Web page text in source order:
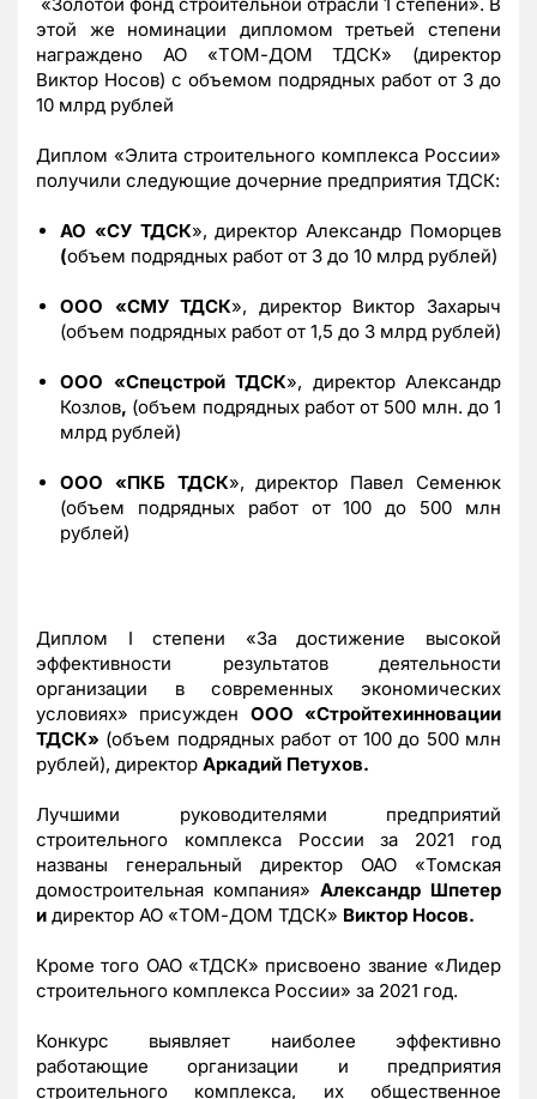
этой же номинации дипломом третьей степени
награждено АО «ТОМ-ДОМ ТДСК» (директор
Виктор Носов) с объемом подрядных работ от 3 до
10 млрд рублей
Диплом «Элита строительного комплекса России»
получили следующие дочерние предприятия ТДСК:
АО «СУ ТДСК», директор Александр Поморцев
(объем подрядных работ от 3 до 10 млрд рублей)
ООО «СМУ ТДСК», директор Виктор Захарыч
(объем подрядных работ от 1,5 до 3 млрд рублей)
ООО «Спецстрой ТДСК», директор Александр
Козлов, (объем подрядных работ от 500 млн. до 1
млрд рублей)
ООО «ПКБ ТДСК», директор Павел Семенюк
(объем подрядных работ от 100 до 500 млн
рублей)
Диплом I степени «За достижение высокой
эффективности результатов деятельности
организации в современных экономических
условиях» присужден ООО «Стройтехинновации
ТДСК» (объем подрядных работ от 100 до 500 млн
рублей), директор Аркадий Петухов.
Лучшими руководителями предприятий
строительного комплекса России за 2021 год
названы генеральный директор ОАО «Томская
домостроительная компания» Александр Шпетер
и директор АО «ТОМ-ДОМ ТДСК» Виктор Носов.
Кроме того ОАО «ТДСК» присвоено звание «Лидер
строительного комплекса России» за 2021 год.
Конкурс выявляет наиболее эффективно
работающие организации и предприятия
строительного комплекса, их общественное